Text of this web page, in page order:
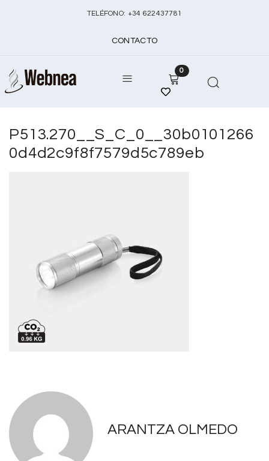
TELÉFONO: +34 622437781
CONTACTO
0
P513.270__S_C_0__30b0101266
0d4d2c9f8f7579d5c789eb
ARANTZA OLMEDO